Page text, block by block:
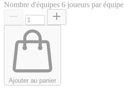
Nombre d'équipes 6 joueurs par équipe
Ajouter au panier